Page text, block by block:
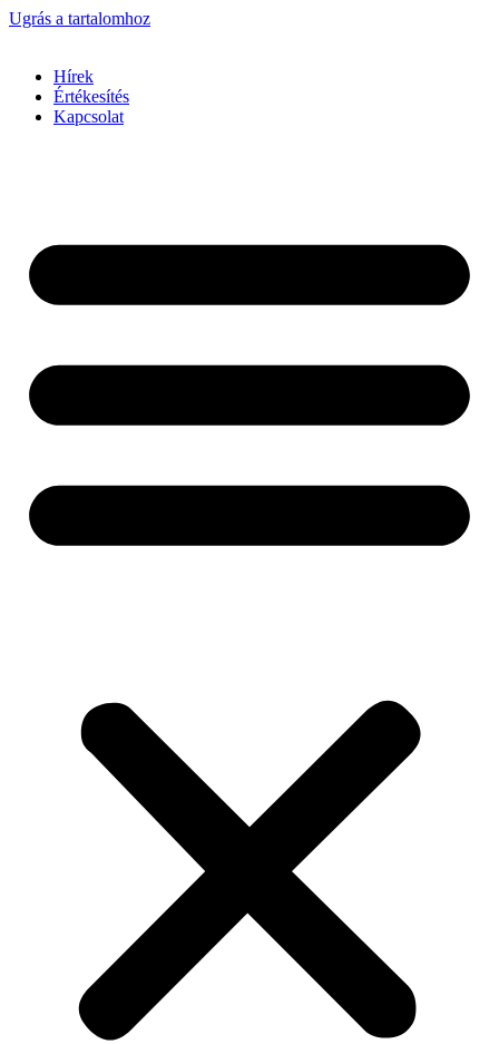
Ugrás a tartalomhoz
Hírek
Értékesítés
Kapcsolat